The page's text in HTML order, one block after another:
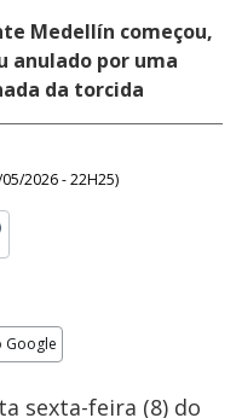
Medellín começou,
anulado por uma
da torcida
2026 - 22H25)
Google
sexta-feira (8) do